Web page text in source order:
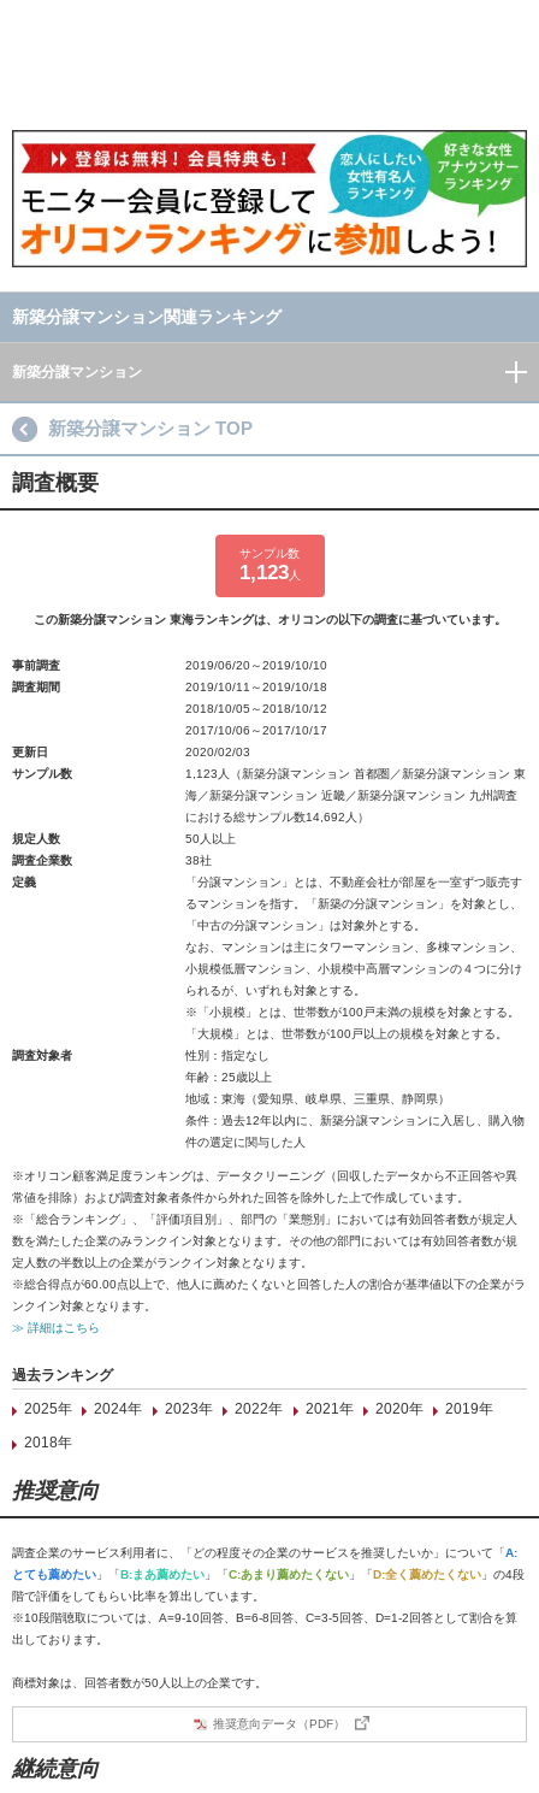
新築分譲マンション関連ランキング
新築分譲マンション
新築分譲マンション TOP
調査概要
サンプル数
1,123人
この新築分譲マンション 東海ランキングは、オリコンの以下の調査に基づいています。
事前調査
2019/06/20～2019/10/10
調査期間
2019/10/11～2019/10/18
2018/10/05～2018/10/12
2017/10/06～2017/10/17
更新日
2020/02/03
サンプル数
1,123人（新築分譲マンション 首都圏／新築分譲マンション 東
海／新築分譲マンション 近畿／新築分譲マンション 九州調査
における総サンプル数14,692人）
規定人数
50人以上
調査企業数
38社
定義
「分譲マンション」とは、不動産会社が部屋を一室ずつ販売す
るマンションを指す。「新築の分譲マンション」を対象とし、
「中古の分譲マンション」は対象外とする。
なお、マンションは主にタワーマンション、多棟マンション、
小規模低層マンション、小規模中高層マンションの４つに分け
られるが、いずれも対象とする。
※「小規模」とは、世帯数が100戸未満の規模を対象とする。
「大規模」とは、世帯数が100戸以上の規模を対象とする。
調査対象者
性別：指定なし
年齢：25歳以上
地域：東海（愛知県、岐阜県、三重県、静岡県）
条件：過去12年以内に、新築分譲マンションに入居し、購入物
件の選定に関与した人
※オリコン顧客満足度ランキングは、データクリーニング（回収したデータから不正回答や異
常値を排除）および調査対象者条件から外れた回答を除外した上で作成しています。
※「総合ランキング」、「評価項目別」、部門の「業態別」においては有効回答者数が規定人
数を満たした企業のみランクイン対象となります。その他の部門においては有効回答者数が規
定人数の半数以上の企業がランクイン対象となります。
※総合得点が60.00点以上で、他人に薦めたくないと回答した人の割合が基準値以下の企業がラ
ンクイン対象となります。
≫ 詳細はこちら
過去ランキング
2025年
2024年 2023年 2022年 2021年 2020年
2019年
2018年
推奨意向
調査企業のサービス利用者に、「どの程度その企業のサービスを推奨したいか」について「A:
とても薦めたい 」「B:まあ薦めたい 」「C:あまり薦めたくない 」「D:全く薦めたくない 」の4段
階で評価をしてもらい比率を算出しています。
※10段階聴取については、A=9-10回答、B=6-8回答、C=3-5回答、D=1-2回答として割合を算
出しております。
商標対象は、回答者数が50人以上の企業です。
推奨意向データ（PDF）
継続意向